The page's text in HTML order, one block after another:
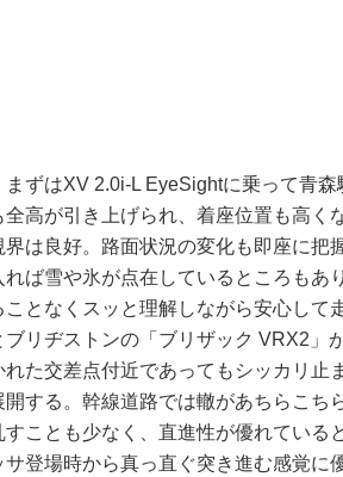
ずはXV 2.0i-L EyeSightに乗って青森
全高が引き上げられ、着座位置も高く
界は良好。路面状況の変化も即座に把
れば雪や氷が点在しているところもあ
ことなくスッと理解しながら安心して
ブリヂストンの「ブリザック VRX2」
れた交差点付近であってもシッカリ止
開する。幹線道路では轍があちらこち
すことも少なく、直進性が優れている
サ登場時から真っ直ぐ突き進む感覚に